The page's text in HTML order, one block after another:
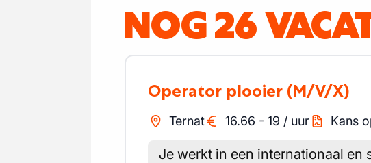
NOG 26
Operator plooier (M/V/X)
Ternat 16.66 - 19 / uur Kans
Je werkt in een internationaal en